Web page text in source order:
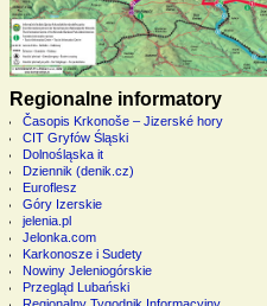
Regionalne informatory
Časopis Krkonoše – Jizerské hory
CIT Gryfów Śląski
Dolnośląska it
Dziennik (denik.cz)
Euroflesz
Góry Izerskie
jelenia.pl
Jelonka.com
Karkonosze i Sudety
Nowiny Jeleniogórskie
Przegląd Lubański